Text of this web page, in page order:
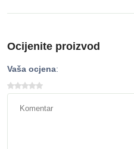
Ocijenite proizvod
Vaša ocjena: